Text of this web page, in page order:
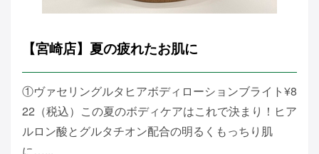
【宮崎店】夏の疲れたお肌に
①ヴァセリングルタヒアボディローションブライト¥8
22（税込）この夏のボディケアはこれで決まり！ヒア
ルロン酸とグルタチオン配合の明るくもっちり肌
に…...